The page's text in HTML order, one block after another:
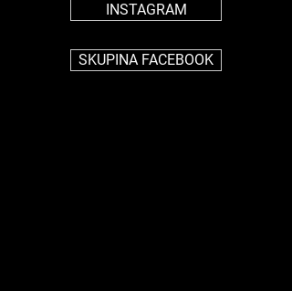
INSTAGRAM
SKUPINA FACEBOOK